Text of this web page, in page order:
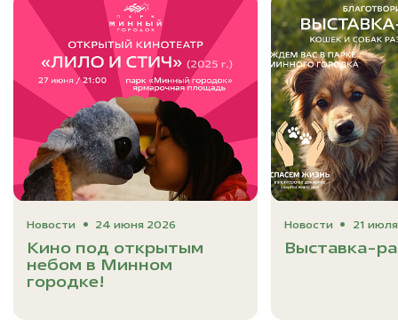
Новости 24 июня 2026
Кино под открытым
небом в Минном
городке!
Новости 21
Выставка-